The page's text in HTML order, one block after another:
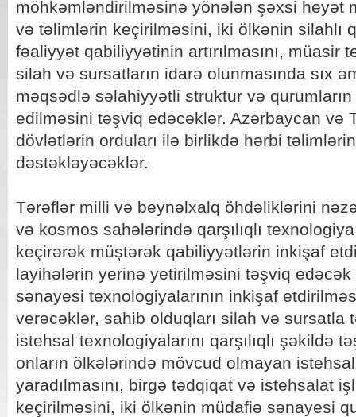
möhkəmləndirilməsinə yönələn şəxsi heyət
və təlimlərin keçirilməsini, iki ölkənin silahlı
fəaliyyət qabiliyyətinin artırılmasını, müasir
silah və sursatların idarə olunmasında sıx
məqsədlə səlahiyyətli struktur və
edilməsini təşviq edəcəklər. Azərbaycan və
dövlətlərin orduları ilə birlikdə hərbi
dəstəkləyəcəklər.
Tərəflər milli və beynəlxalq öhdəliklərini
və kosmos sahələrində qarşılıqlı
keçirərək müştərək qabiliyyətlərin inkişaf
layihələrin yerinə yetirilməsini təşviq edəcək
sənayesi texnologiyalarının inkişaf
verəcəklər, sahib olduqları silah və sursatla
istehsal texnologiyalarını qarşılıqlı şəkildə
onların ölkələrində mövcud olmayan
yaradılmasını, birgə tədqiqat və istehsalat
keçirilməsini, iki ölkənin müdafiə sənayesi